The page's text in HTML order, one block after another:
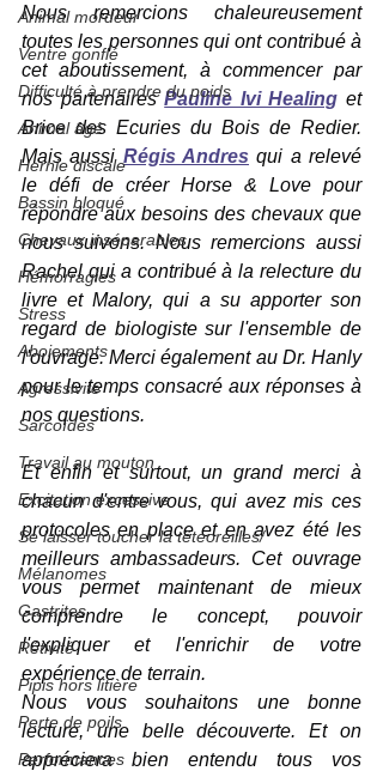
Animal mordeur
Ventre gonflé
Difficulté à prendre du poids
Animal âgé
Hernie discale
Bassin bloqué
Chevaux inséparables
Hémorragies
Stress
Aboiements
Agressivité
Sarcoïdes
Travail au mouton
Excitation excessive
Se laisser toucher la têteoreilles/
Mélanomes
Gastrites
Rétivité
Pipis hors litière
Perte de poils
Performances
Nous remercions chaleureusement
toutes les personnes qui ont contribué à
cet aboutissement, à commencer par
nos partenaires Pauline Ivi Healing et
Brice des Ecuries du Bois de Redier.
Mais aussi Régis Andres qui a relevé
le défi de créer Horse & Love pour
répondre aux besoins des chevaux que
nous suivons. Nous remercions aussi
Rachel qui a contribué à la relecture du
livre et Malory, qui a su apporter son
regard de biologiste sur l'ensemble de
l'ouvrage. Merci également au Dr. Hanly
pour le temps consacré aux réponses à
nos questions.
Et enfin et surtout, un grand merci à
chacun d'entre vous, qui avez mis ces
protocoles en place et en avez été les
meilleurs ambassadeurs. Cet ouvrage
vous permet maintenant de mieux
comprendre le concept, pouvoir
l'expliquer et l'enrichir de votre
expérience de terrain.
Nous vous souhaitons une bonne
lecture, une belle découverte. Et on
appréciera bien entendu tous vos